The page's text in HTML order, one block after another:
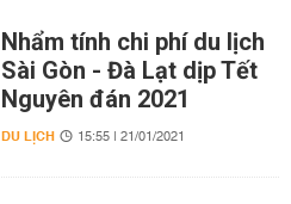
Nhẩm tính chi phí du lịch
Sài Gòn - Đà Lạt dịp Tết
Nguyên đán 2021
DU LỊCH 15:55 | 21/01/2021